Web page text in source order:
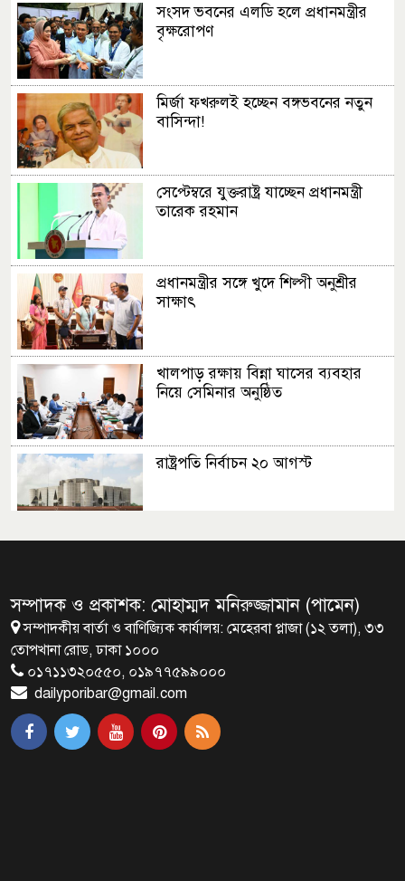
সংসদ ভবনের এলডি হলে প্রধানমন্ত্রীর
বৃক্ষরোপণ
মির্জা ফখরুলই হচ্ছেন বঙ্গভবনের নতুন
বাসিন্দা!
সেপ্টেম্বরে যুক্তরাষ্ট্র যাচ্ছেন প্রধানমন্ত্রী
তারেক রহমান
প্রধানমন্ত্রীর সঙ্গে খুদে শিল্পী অনুশ্রীর
সাক্ষাৎ
খালপাড় রক্ষায় বিন্না ঘাসের ব্যবহার
নিয়ে সেমিনার অনুষ্ঠিত
রাষ্ট্রপতি নির্বাচন ২০ আগস্ট
জাতীয়তাবাদ, জুলাই ও ভবিষ্যতের
বাংলাদেশ
ব্রাক্ষণবাড়িয়ায় বইপড়া কর্মসূচীর
শুভসূচনা
সম্পাদক ও প্রকাশক: মোহাম্মদ মনিরুজ্জামান (পামেন)
সম্পাদকীয় বার্তা ও বাণিজ্যিক কার্যালয়: মেহেরবা প্লাজা (১২ তলা), ৩৩
তোপখানা রোড, ঢাকা ১০০০
০১৭১১৩২০৫৫০, ০১৯৭৭৫৯৯০০০
dailyporibar@gmail.com